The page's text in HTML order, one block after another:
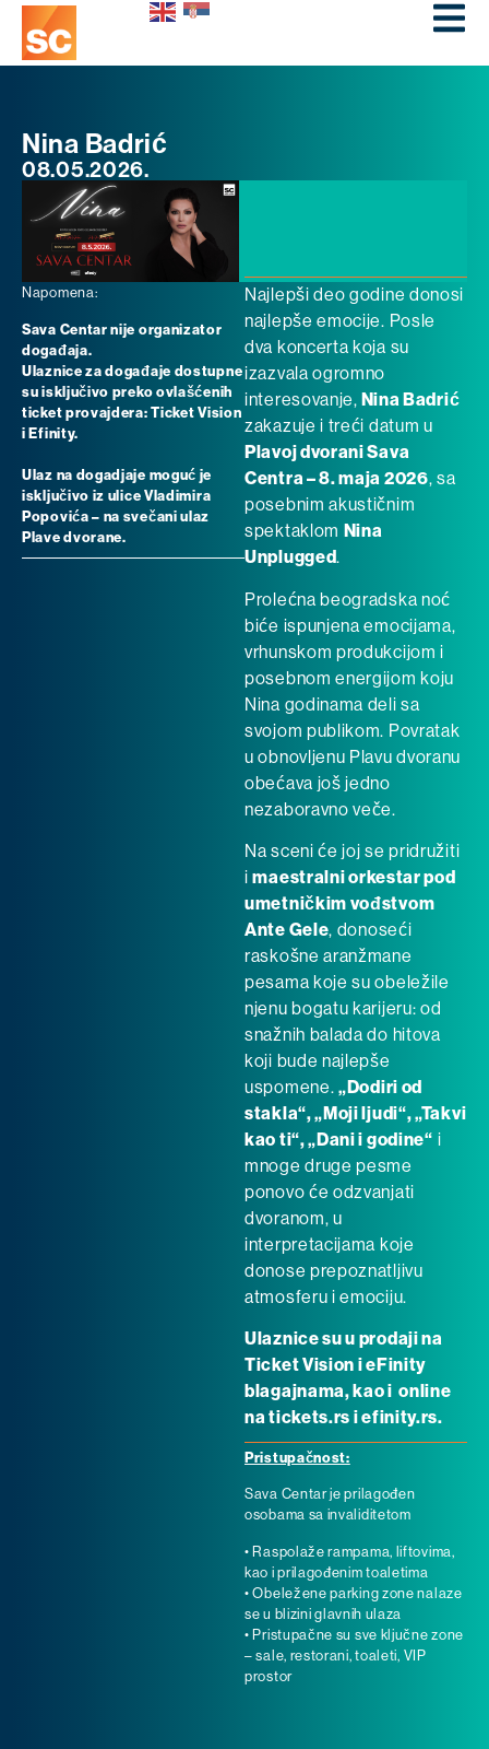
Nina Badrić
08.05.2026.
Napomena:
Sava Centar nije organizator
događaja.
Ulaznice za događaje dostupne
su isključivo preko ovlašćenih
ticket provajdera: Ticket Vision
i Efinity.
Ulaz na dogadjaje moguć je
isključivo iz ulice Vladimira
Popovića – na svečani ulaz
Plave dvorane.
Najlepši deo godine donosi
najlepše emocije. Posle
dva koncerta koja su
izazvala ogromno
interesovanje, Nina Badrić
zakazuje i treći datum u
Plavoj dvorani Sava
Centra – 8. maja 2026, sa
posebnim akustičnim
spektaklom Nina
Unplugged.
Prolećna beogradska noć
biće ispunjena emocijama,
vrhunskom produkcijom i
posebnom energijom koju
Nina godinama deli sa
svojom publikom. Povratak
u obnovljenu Plavu dvoranu
obećava još jedno
nezaboravno veče.
Na sceni će joj se pridružiti
imaestralni orkestar pod
umetničkim vođstvom
Ante Gele, donoseći
raskošne aranžmane
pesama koje su obeležile
njenu bogatu karijeru: od
snažnih balada do hitova
koji bude najlepše
uspomene. „Dodiri od
stakla“, „Moji ljudi“, „Takvi
kao ti“, „Dani i godine“ i
mnoge druge pesme
ponovo će odzvanjati
dvoranom, u
interpretacijama koje
donose prepoznatljivu
atmosferu i emociju.
Ulaznice su u prodaji na
Ticket Vision i eFinity
blagajnama, kao i online
na tickets.rs i efinity.rs.
Pristupačnost:
Sava Centar je prilagođen
osobama sa invaliditetom
• Raspolaže rampama, liftovima,
kao i prilagođenim toaletima
• Obeležene parking zone nalaze
se u blizini glavnih ulaza
• Pristupačne su sve ključne zone
– sale, restorani, toaleti, VIP
prostor